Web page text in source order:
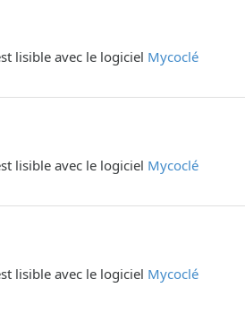
lisible avec le logiciel Mycoclé
lisible avec le logiciel Mycoclé
lisible avec le logiciel Mycoclé